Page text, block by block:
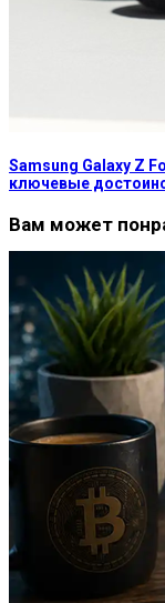
Samsung Galaxy Z
ключевые
Вам может